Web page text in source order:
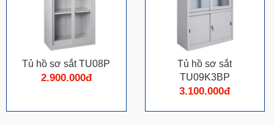
Tủ hồ sơ sắt TU08P
2.900.000đ
Tủ hồ sơ sắt
TU09K3BP
3.100.000đ